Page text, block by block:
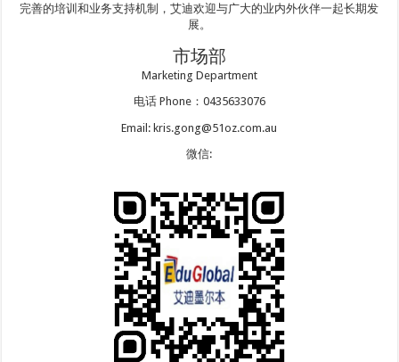
完善的培训和业务支持机制，艾迪欢迎与广大的业内外伙伴一起长期发
展。
市场部
Marketing Department
电话 Phone：0435633076
Email: kris.gong@51oz.com.au
微信: